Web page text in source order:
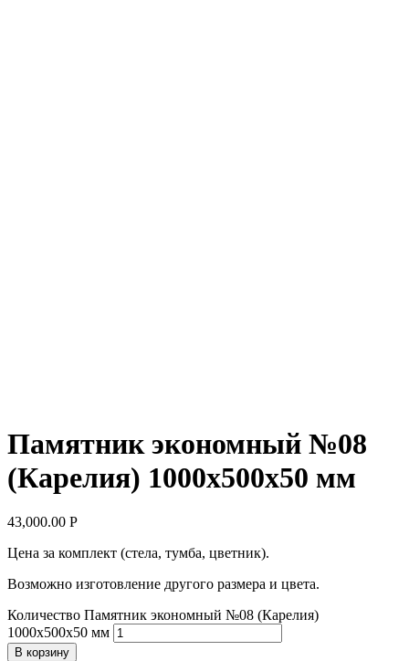
Памятник экономный №08
(Карелия) 1000х500х50 мм
43,000.00 Р
Цена за комплект (стела, тумба, цветник).
Возможно изготовление другого размера и цвета.
Количество Памятник экономный №08 (Карелия)
1000х500х50 мм
В корзину